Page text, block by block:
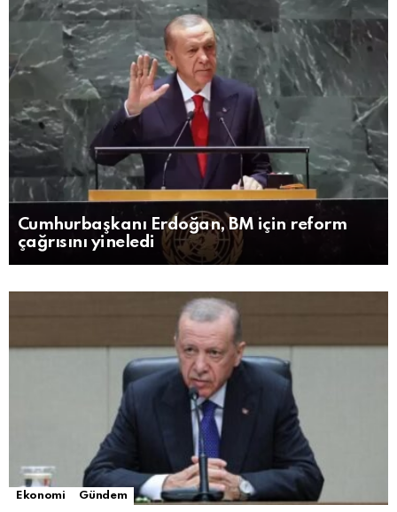
Cumhurbaşkanı Erdoğan, BM için reform
çağrısını yineledi
Ekonomi Gündem